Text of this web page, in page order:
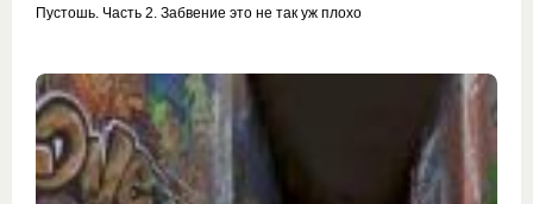
Пустошь. Часть 2. Забвение это не так уж плохо